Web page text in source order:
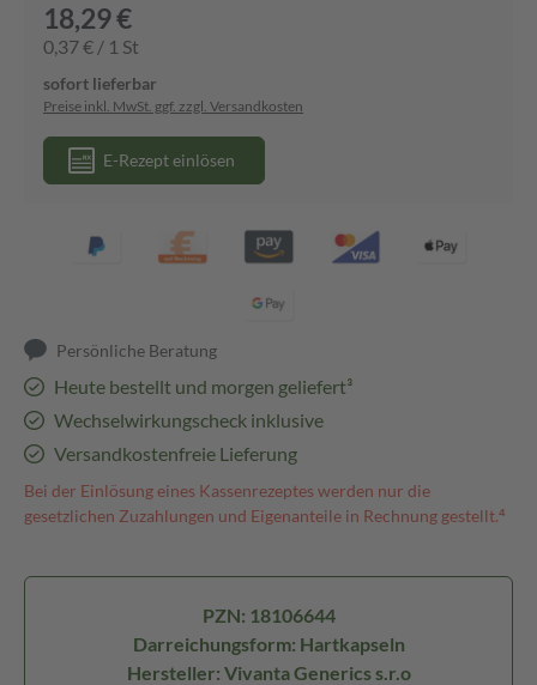
18,29 €
0,37 € / 1 St
sofort lieferbar
Preise inkl. MwSt. ggf. zzgl. Versandkosten
E-Rezept einlösen
Persönliche Beratung
Heute bestellt und morgen geliefert³
Wechselwirkungscheck inklusive
Versandkostenfreie Lieferung
Bei der Einlösung eines Kassenrezeptes werden nur die
gesetzlichen Zuzahlungen und Eigenanteile in Rechnung gestellt.⁴
PZN: 18106644
Darreichungsform: Hartkapseln
Hersteller: Vivanta Generics s.r.o